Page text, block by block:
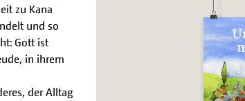
zu Kana
und so
Gott ist
in ihrem
der Alltag